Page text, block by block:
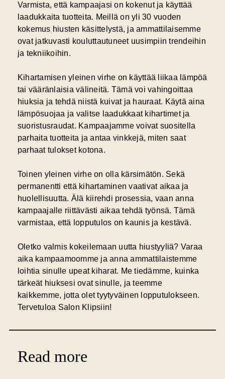
Varmista, että kampaajasi on kokenut ja käyttää
laadukkaita tuotteita. Meillä on yli 30 vuoden
kokemus hiusten käsittelystä, ja ammattilaisemme
ovat jatkuvasti kouluttautuneet uusimpiin trendeihin
ja tekniikoihin.
Kihartamisen yleinen virhe on käyttää liikaa lämpöä
tai vääränlaisia välineitä. Tämä voi vahingoittaa
hiuksia ja tehdä niistä kuivat ja hauraat. Käytä aina
lämpösuojaa ja valitse laadukkaat kihartimet ja
suoristusraudat. Kampaajamme voivat suositella
parhaita tuotteita ja antaa vinkkejä, miten saat
parhaat tulokset kotona.
Toinen yleinen virhe on olla kärsimätön. Sekä
permanentti että kihartaminen vaativat aikaa ja
huolellisuutta. Älä kiirehdi prosessia, vaan anna
kampaajalle riittävästi aikaa tehdä työnsä. Tämä
varmistaa, että lopputulos on kaunis ja kestävä.
Oletko valmis kokeilemaan uutta hiustyyliä? Varaa
aika kampaamoomme ja anna ammattilaistemme
loihtia sinulle upeat kiharat. Me tiedämme, kuinka
tärkeät hiuksesi ovat sinulle, ja teemme
kaikkemme, jotta olet tyytyväinen lopputulokseen.
Tervetuloa Salon Klipsiin!
Read more